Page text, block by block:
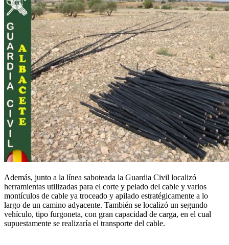
Además, junto a la línea saboteada la Guardia Civil localizó
herramientas utilizadas para el corte y pelado del cable y varios
montículos de cable ya troceado y apilado estratégicamente a lo
largo de un camino adyacente. También se localizó un segundo
vehículo, tipo furgoneta, con gran capacidad de carga, en el cual
supuestamente se realizaría el transporte del cable.